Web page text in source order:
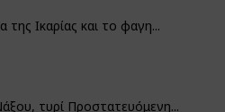
της Ικαρίας και το φαγη...
τυρί Προστατευόμενη...